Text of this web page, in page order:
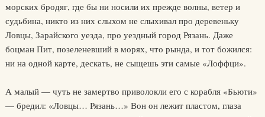
морских бродяг, где бы ни носили их прежде волны, ветер и
судьбина, никто из них слыхом не слыхивал про деревеньку
Ловцы, Зарайского уезда, про уездный город Рязань. Даже
боцман Пит, позеленевший в морях, что рында, и тот божился:
ни на одной карте, дескать, не сыщешь эти самые «Лоффци».
А малый — чуть не замертво приволокли его с корабля «Бьюти»
— бредил: «Ловцы… Рязань…» Вон он лежит пластом, глаза